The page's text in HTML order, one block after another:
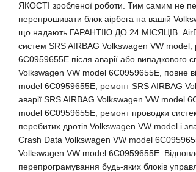
ЯКОСТІ зробленої роботи. Тим самим не
перепрошивати блок аірбега на вашій
що надають ГАРАНТІЮ ДО 24 МІСЯЦІВ.
систем SRS AIRBAG Volkswagen VW
6C0959655E після аварії або випадкового
Volkswagen VW model 6C0959655E, повне
model 6C0959655E, ремонт SRS AIRBAG
аварії SRS AIRBAG Volkswagen VW model
model 6C0959655E, ремонт проводки
перебитих дротів Volkswagen VW model і
Crash Data Volkswagen VW model
Volkswagen VW model 6C0959655E.
перепрограмування будь-яких блоків